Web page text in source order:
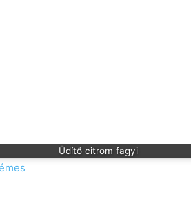
Üdítő citrom fagyi